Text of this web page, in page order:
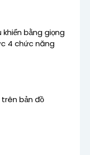
khiển bằng giọng
4 chức năng
bản đồ